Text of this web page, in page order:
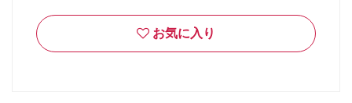
お気に入り